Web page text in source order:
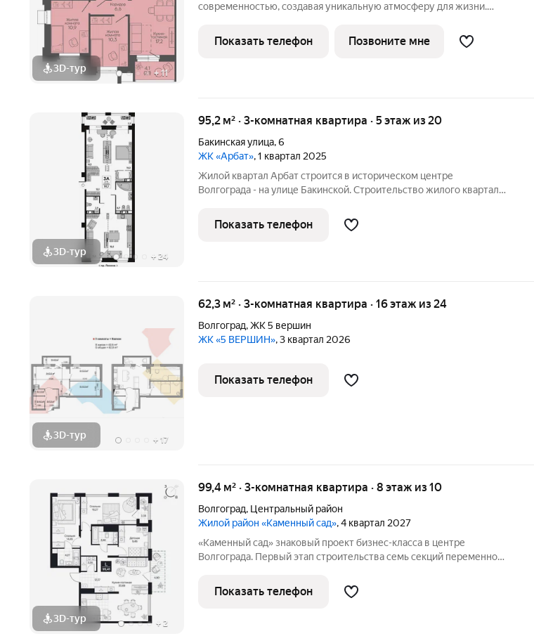
3D-тур + 11
современностью, создавая уникальную атмосферу для жизни.
Дзержинского района Волгограда - в микрорайоне Кача, по адресу
ул. Трехгорная, 27 и
Показать телефон Позвоните мне
3D-тур + 24
95,2 м² · 3-комнатная квартира · 5 этаж из 20
Бакинская улица,6
ЖК «Арбат», 1 квартал 2025
Жилой квартал Арбат строится в историческом центре
Волгограда - на улице Бакинской. Строительство жилого квартала
уникальный и амбициозный проект для Волгограда. Квартал был
спланирован в
Показать телефон
3D-тур + 17
62,3 м² · 3-комнатная квартира · 16 этаж из 24
Волгоград,ЖК 5 вершин
ЖК «5 ВЕРШИН», 3 квартал 2026
Показать телефон
3D-тур + 2
99,4 м² · 3-комнатная квартира · 8 этаж из 10
Волгоград, Центральный район
Жилой район «Каменный сад», 4 квартал 2027
«Каменный сад» знаковый проект бизнес-класса в центре
Волгограда. Первый этап строительства семь секций переменной
приватный двор, свободный от машин. С верхних этажей
открываются панорамные
Показать телефон